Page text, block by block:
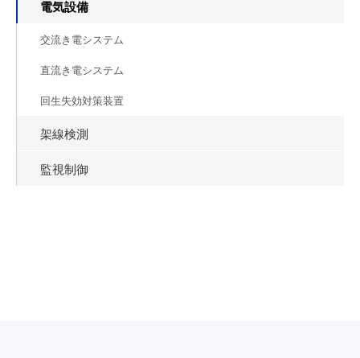
電気設備
交流き電システム
直流き電システム
回生失効対策装置
架線検測
監視制御